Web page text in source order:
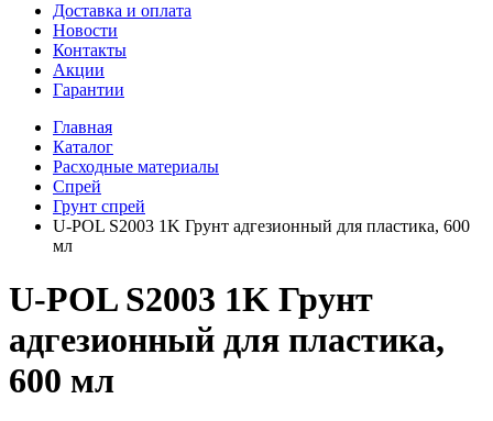
Доставка и оплата
Новости
Контакты
Акции
Гарантии
Главная
Каталог
Расходные материалы
Спрей
Грунт спрей
U-POL S2003 1K Грунт адгезионный для пластика, 600
мл
U-POL S2003 1K Грунт
адгезионный для пластика,
600 мл